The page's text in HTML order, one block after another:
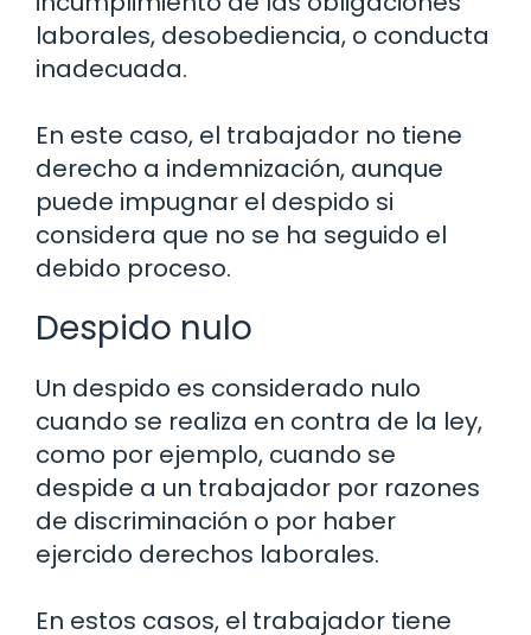
laborales, desobediencia, o conducta
inadecuada.
En este caso, el trabajador no tiene
derecho a indemnización, aunque
puede impugnar el despido si
considera que no se ha seguido el
debido proceso.
Despido nulo
Un despido es considerado nulo
cuando se realiza en contra de la ley,
como por ejemplo, cuando se
despide a un trabajador por razones
de discriminación o por haber
ejercido derechos laborales.
En estos casos, el trabajador tiene